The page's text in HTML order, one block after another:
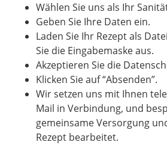
Wählen Sie uns als Ihr
Geben Sie Ihre Daten ein.
Laden Sie Ihr Rezept als
Sie die Eingabemaske aus.
Akzeptieren Sie die
Klicken Sie auf “Absenden”.
Wir setzen uns mit Ihnen
Mail in Verbindung, und
gemeinsame Versorgung
Rezept bearbeitet.